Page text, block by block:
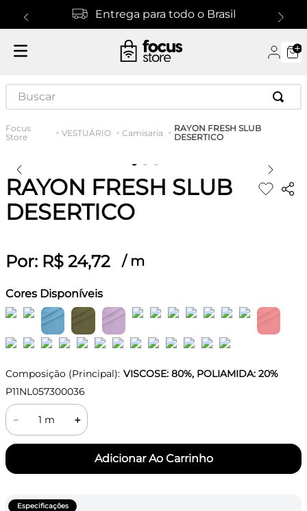
Entrega para todo o Brasil
Buscar
VESTUÁRIO Camisaria
RAYON FRESH SLUB
DESERTICO
RAYON FRESH SLUB
DESERTICO
Por: R$ 24,72 / m
Cores Disponíveis
Composição (Principal): VISCOSE: 80%, POLIAMIDA: 20%
P11NL057300036
＋
－
Especificações